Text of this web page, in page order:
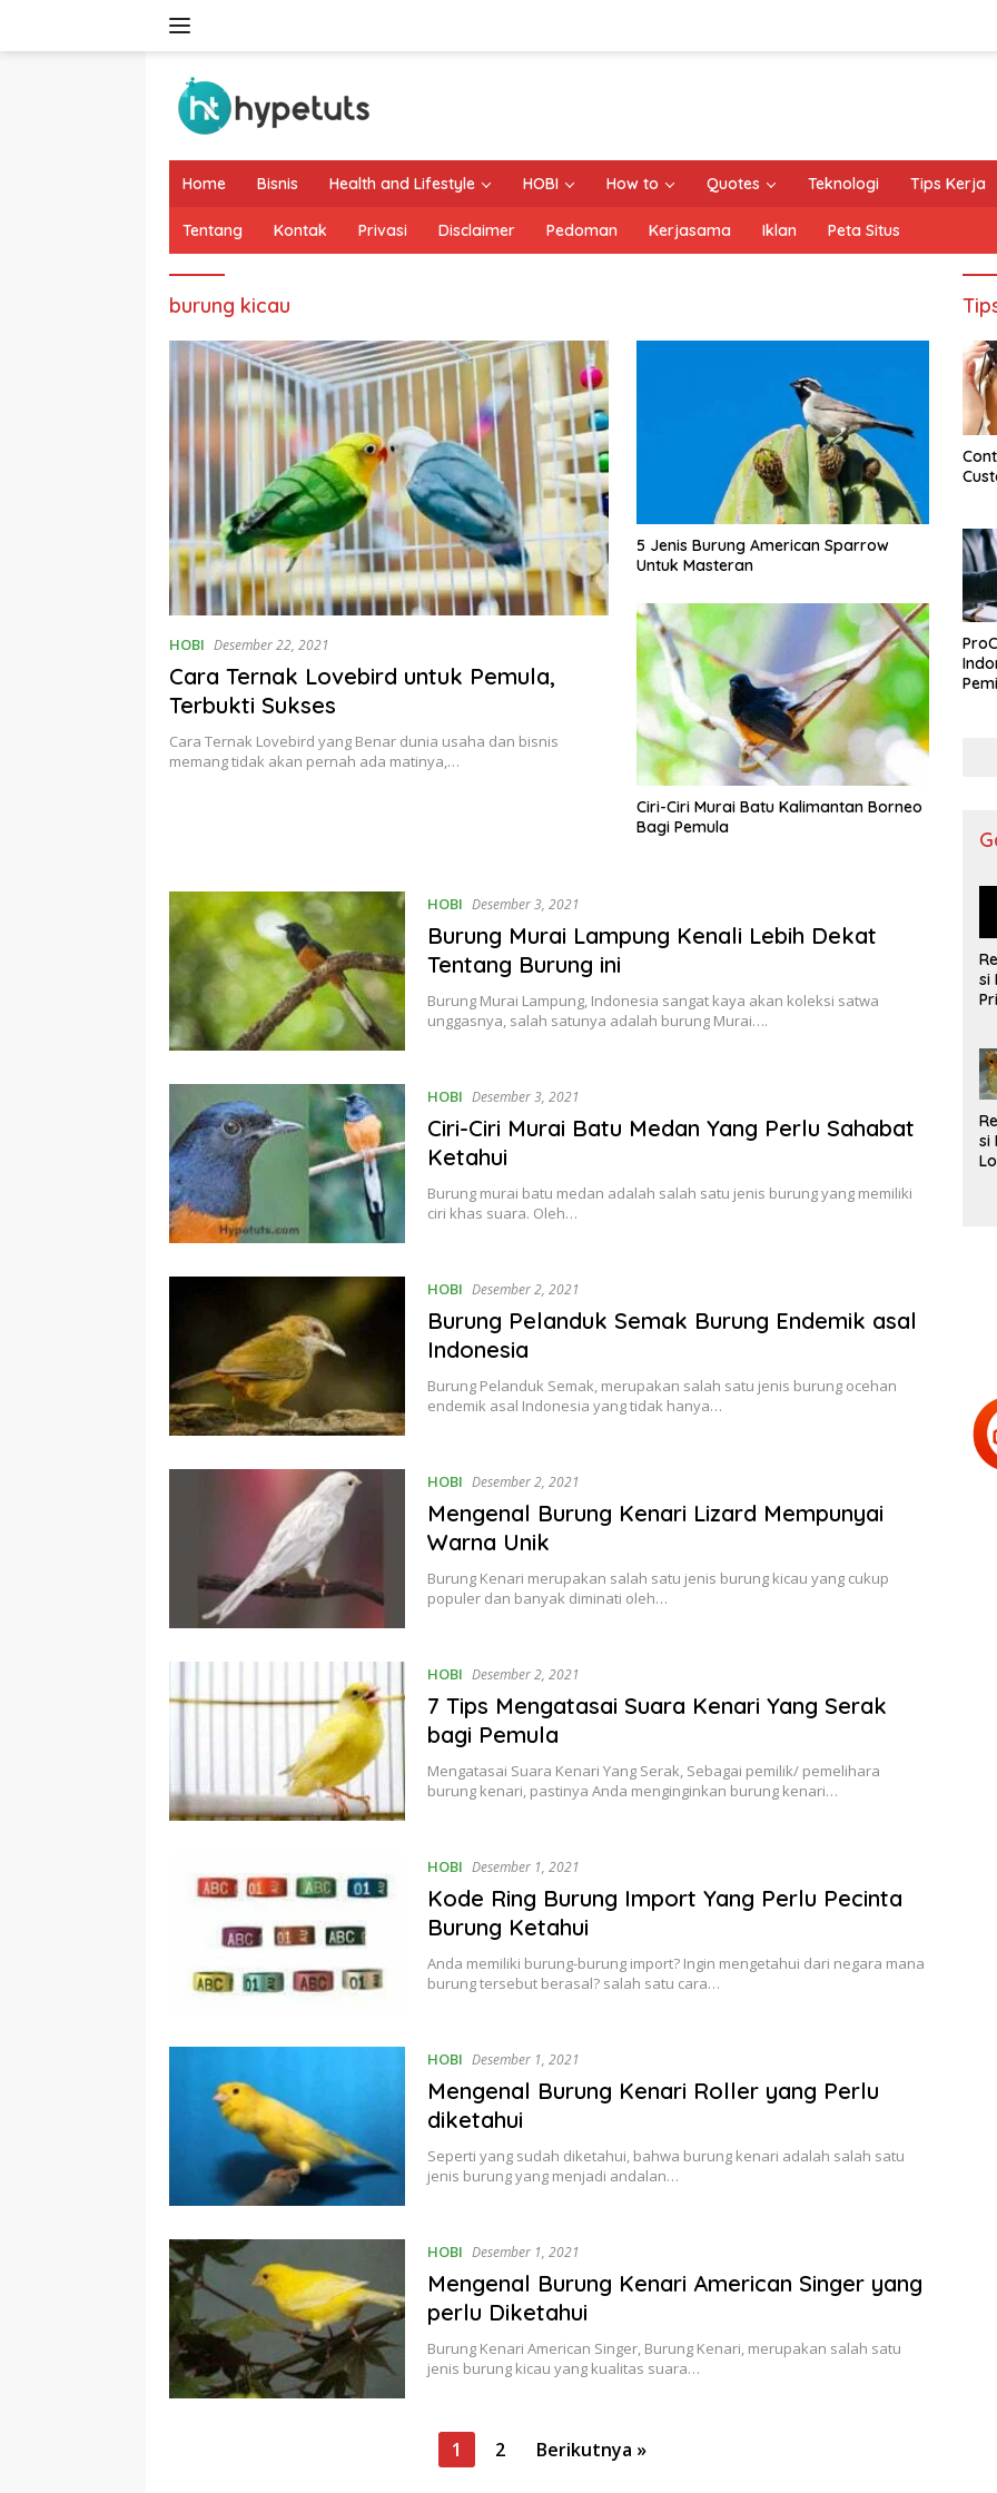
Home Bisnis Health and Lifestyle HOBI How to Quotes Teknologi Tips Kerja
Tentang Kontak Privasi Disclaimer Pedoman Kerjasama Iklan Peta Situs
burung kicau
HOBI Desember 22, 2021
Cara Ternak Lovebird untuk Pemula,
Terbukti Sukses
Cara Ternak Lovebird yang Benar dunia usaha dan bisnis
memang tidak akan pernah ada matinya,…
5 Jenis Burung American Sparrow
Untuk Masteran
Ciri-Ciri Murai Batu Kalimantan Borneo
Bagi Pemula
HOBI Desember 3, 2021
Burung Murai Lampung Kenali Lebih Dekat
Tentang Burung ini
Burung Murai Lampung, Indonesia sangat kaya akan koleksi satwa
unggasnya, salah satunya adalah burung Murai….
HOBI Desember 3, 2021
Ciri-Ciri Murai Batu Medan Yang Perlu Sahabat
Ketahui
Burung murai batu medan adalah salah satu jenis burung yang memiliki
ciri khas suara. Oleh…
HOBI Desember 2, 2021
Burung Pelanduk Semak Burung Endemik asal
Indonesia
Burung Pelanduk Semak, merupakan salah satu jenis burung ocehan
endemik asal Indonesia yang tidak hanya…
HOBI Desember 2, 2021
Mengenal Burung Kenari Lizard Mempunyai
Warna Unik
Burung Kenari merupakan salah satu jenis burung kicau yang cukup
populer dan banyak diminati oleh…
HOBI Desember 2, 2021
7 Tips Mengatasai Suara Kenari Yang Serak
bagi Pemula
Mengatasai Suara Kenari Yang Serak, Sebagai pemilik/ pemelihara
burung kenari, pastinya Anda menginginkan burung kenari…
HOBI Desember 1, 2021
Kode Ring Burung Import Yang Perlu Pecinta
Burung Ketahui
Anda memiliki burung-burung import? Ingin mengetahui dari negara mana
burung tersebut berasal? salah satu cara…
HOBI Desember 1, 2021
Mengenal Burung Kenari Roller yang Perlu
diketahui
Seperti yang sudah diketahui, bahwa burung kenari adalah salah satu
jenis burung yang menjadi andalan…
HOBI Desember 1, 2021
Mengenal Burung Kenari American Singer yang
perlu Diketahui
Burung Kenari American Singer, Burung Kenari, merupakan salah satu
jenis burung kicau yang kualitas suara…
1 2 Berikutnya »
si
si